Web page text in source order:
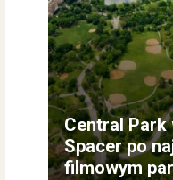
Central Park
Spacer po
filmowym